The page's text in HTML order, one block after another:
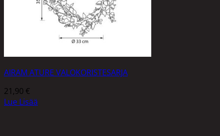
Takaisin kauppaan
AIRAM ATURE VALOKORISTESARJA
21,90 €
Lue Lisää